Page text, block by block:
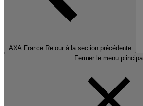
AXA France Retour à la section précédente
Fermer le menu principal